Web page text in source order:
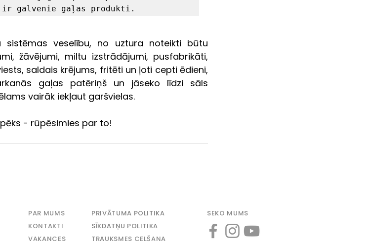
galvenie gaļas produkti.
veselību, no uztura noteikti būtu
žāvējumi, miltu izstrādājumi, pusfabrikāti,
saldais krējums, fritēti un ļoti cepti ēdieni,
gaļas patēriņš un jāseko līdzi sāls
vairāk iekļaut garšvielas.
- rūpēsimies par to!
PAR MUMS
PRIVĀTUMA POLITIKA
KONTAKTI
SĪKDATŅU POLITIKA
VAKANCES
TRAUKSMES CELŠANA
SEKO MUMS